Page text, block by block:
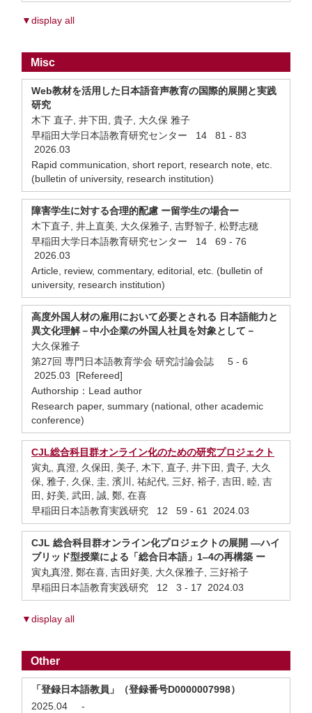
▼display all
Misc
Web教材を活用した日本語音声教育の国際的展開と実践
研究
木下 直子, 井下田, 貴子, 大久保 雅子
早稲田大学日本語教育研究センター 14 81 - 83
2026.03
Rapid communication, short report, research note, etc.
(bulletin of university, research institution)
障害学生に対する合理的配慮 ー留学生の場合ー
木下直子, 井上直美, 大久保雅子, 吉野智子, 松野志穂
早稲田大学日本語教育研究センター 14 69 - 76
2026.03
Article, review, commentary, editorial, etc. (bulletin of
university, research institution)
高度外国人材の雇用において必要とされる 日本語能力と
異文化理解－中小企業の外国人社員を対象として－
大久保雅子
第27回 専門日本語教育学会 研究討論会誌 5 - 6
2025.03 [Refereed]
Authorship：Lead author
Research paper, summary (national, other academic
conference)
CJL総合科目群オンライン化のための研究プロジェクト
寅丸, 真澄, 久保田, 美子, 木下, 直子, 井下田, 貴子, 大久
保, 雅子, 久保, 圭, 濱川, 祐紀代, 三好, 裕子, 吉田, 睦, 吉
田, 好美, 武田, 誠, 鄭, 在喜
早稲田日本語教育実践研究 12 59 - 61 2024.03
CJL 総合科目群オンライン化プロジェクトの展開 ―ハイ
ブリッド型授業による「総合日本語」1‒4の再構築 ー
寅丸真澄, 鄭在喜, 吉田好美, 大久保雅子, 三好裕子
早稲田日本語教育実践研究 12 3 - 17 2024.03
▼display all
Other
「登録日本語教員」（登録番号D0000007998）
2025.04
-